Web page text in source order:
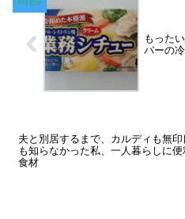
もった
パーの
夫と別居するまで、カルディも無印
も知らなかった私、一人暮らしに便
食材